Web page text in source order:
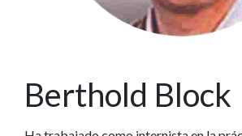
Berthold Block